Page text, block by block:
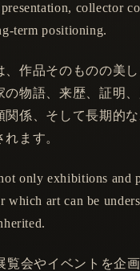
collector
term positioning.
、作品そのものの美
の物語、来歴、証明
関係、そして長期的
ます。
only exhibitions and
which art can be
覧会やイベントを企